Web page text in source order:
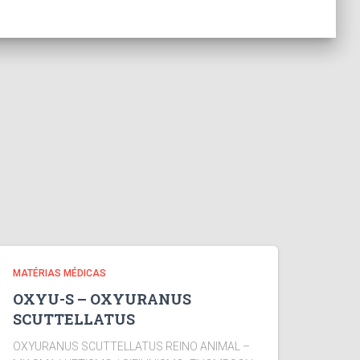
MATÉRIAS MÉDICAS
OXYU-S – OXYURANUS
SCUTTELLATUS
OXYURANUS SCUTTELLATUS REINO ANIMAL –